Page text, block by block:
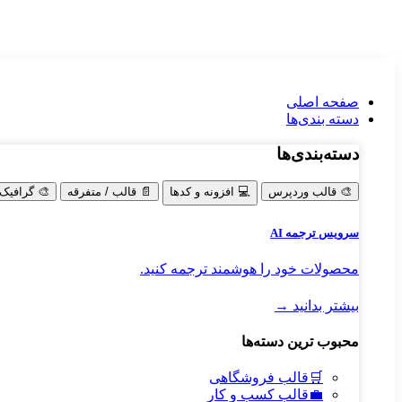
صفحه اصلی
دسته‌ بندی‌ها
دسته‌بندی‌ها
🎨 قالب وردپرس 💻 افزونه و کدها 📄 قالب / متفرقه 🎨
سرویس ترجمه AI
محصولات خود را هوشمند ترجمه کنید.
بیشتر بدانید →
محبوب ترین دسته‌ها
🛒 قالب فروشگاهی
💼قالب کسب و کار